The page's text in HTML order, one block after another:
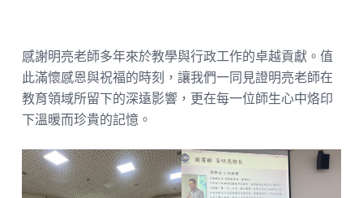
感謝明亮老師多年來於教學與行政工作的卓越貢獻。值
此滿懷感恩與祝福的時刻，讓我們一同見證明亮老師在
教育領域所留下的深遠影響，更在每一位師生心中烙印
下溫暖而珍貴的記憶。